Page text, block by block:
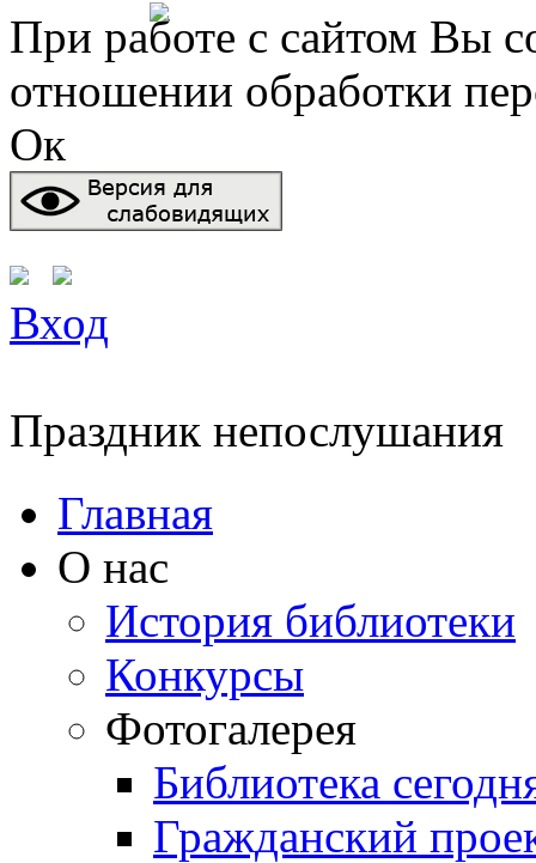
Перейти к основному содержанию
При работе с сайтом Вы
отношении обработки
Ок
Вход
Вы здесь
Праздник непослушания
Главная
О нас
История библиотеки
Конкурсы
Фотогалерея
Библиотека
Гражданский